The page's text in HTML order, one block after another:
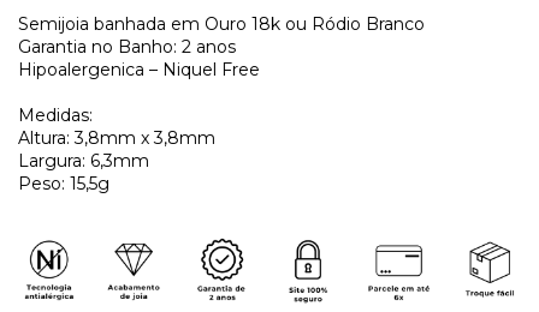
Semijoia banhada em Ouro 18k ou Ródio Branco
Garantia no Banho: 2 anos
Hipoalergenica – Niquel Free
Medidas:
Altura: 3,8mm x 3,8mm
Largura: 6,3mm
Peso: 15,5g